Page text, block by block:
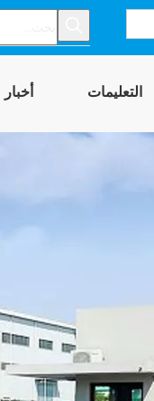
التعليمات أخبار